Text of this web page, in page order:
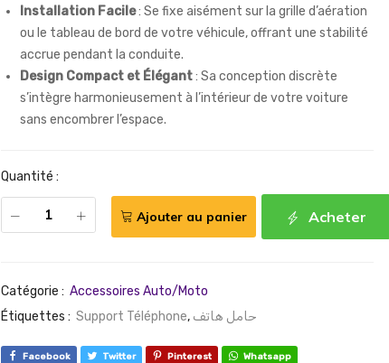
Installation Facile: Se fixe aisément sur la grille d’aération
ou le tableau de bord de votre véhicule, offrant une stabilité
accrue pendant la conduite.
Design Compact et Élégant: Sa conception discrète
s’intègre harmonieusement à l’intérieur de votre voiture
sans encombrer l’espace.
Quantité :
Acheter
Ajouter au panier
Catégorie : Accessoires Auto/Moto
Étiquettes : Support Téléphone, حامل هاتف
Facebook Twitter Pinterest Whatsapp